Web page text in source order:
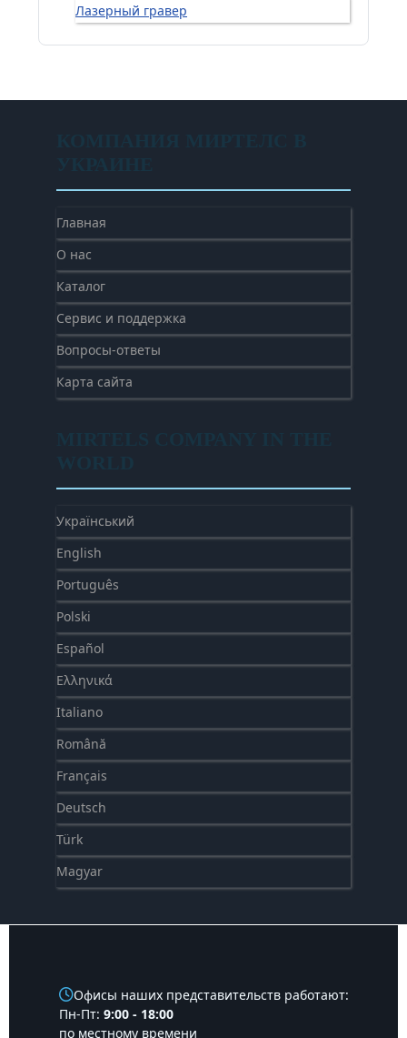
Лазерный гравер
Главная
О нас
Каталог
Сервис и поддержка
Вопросы-ответы
Карта сайта
Український
English
Português
Polski
Español
Ελληνικά
Italiano
Română
Français
Deutsch
Türk
Magyar
Офисы наших представительств работают:
Пн-Пт: 9:00 - 18:00
по местному времени